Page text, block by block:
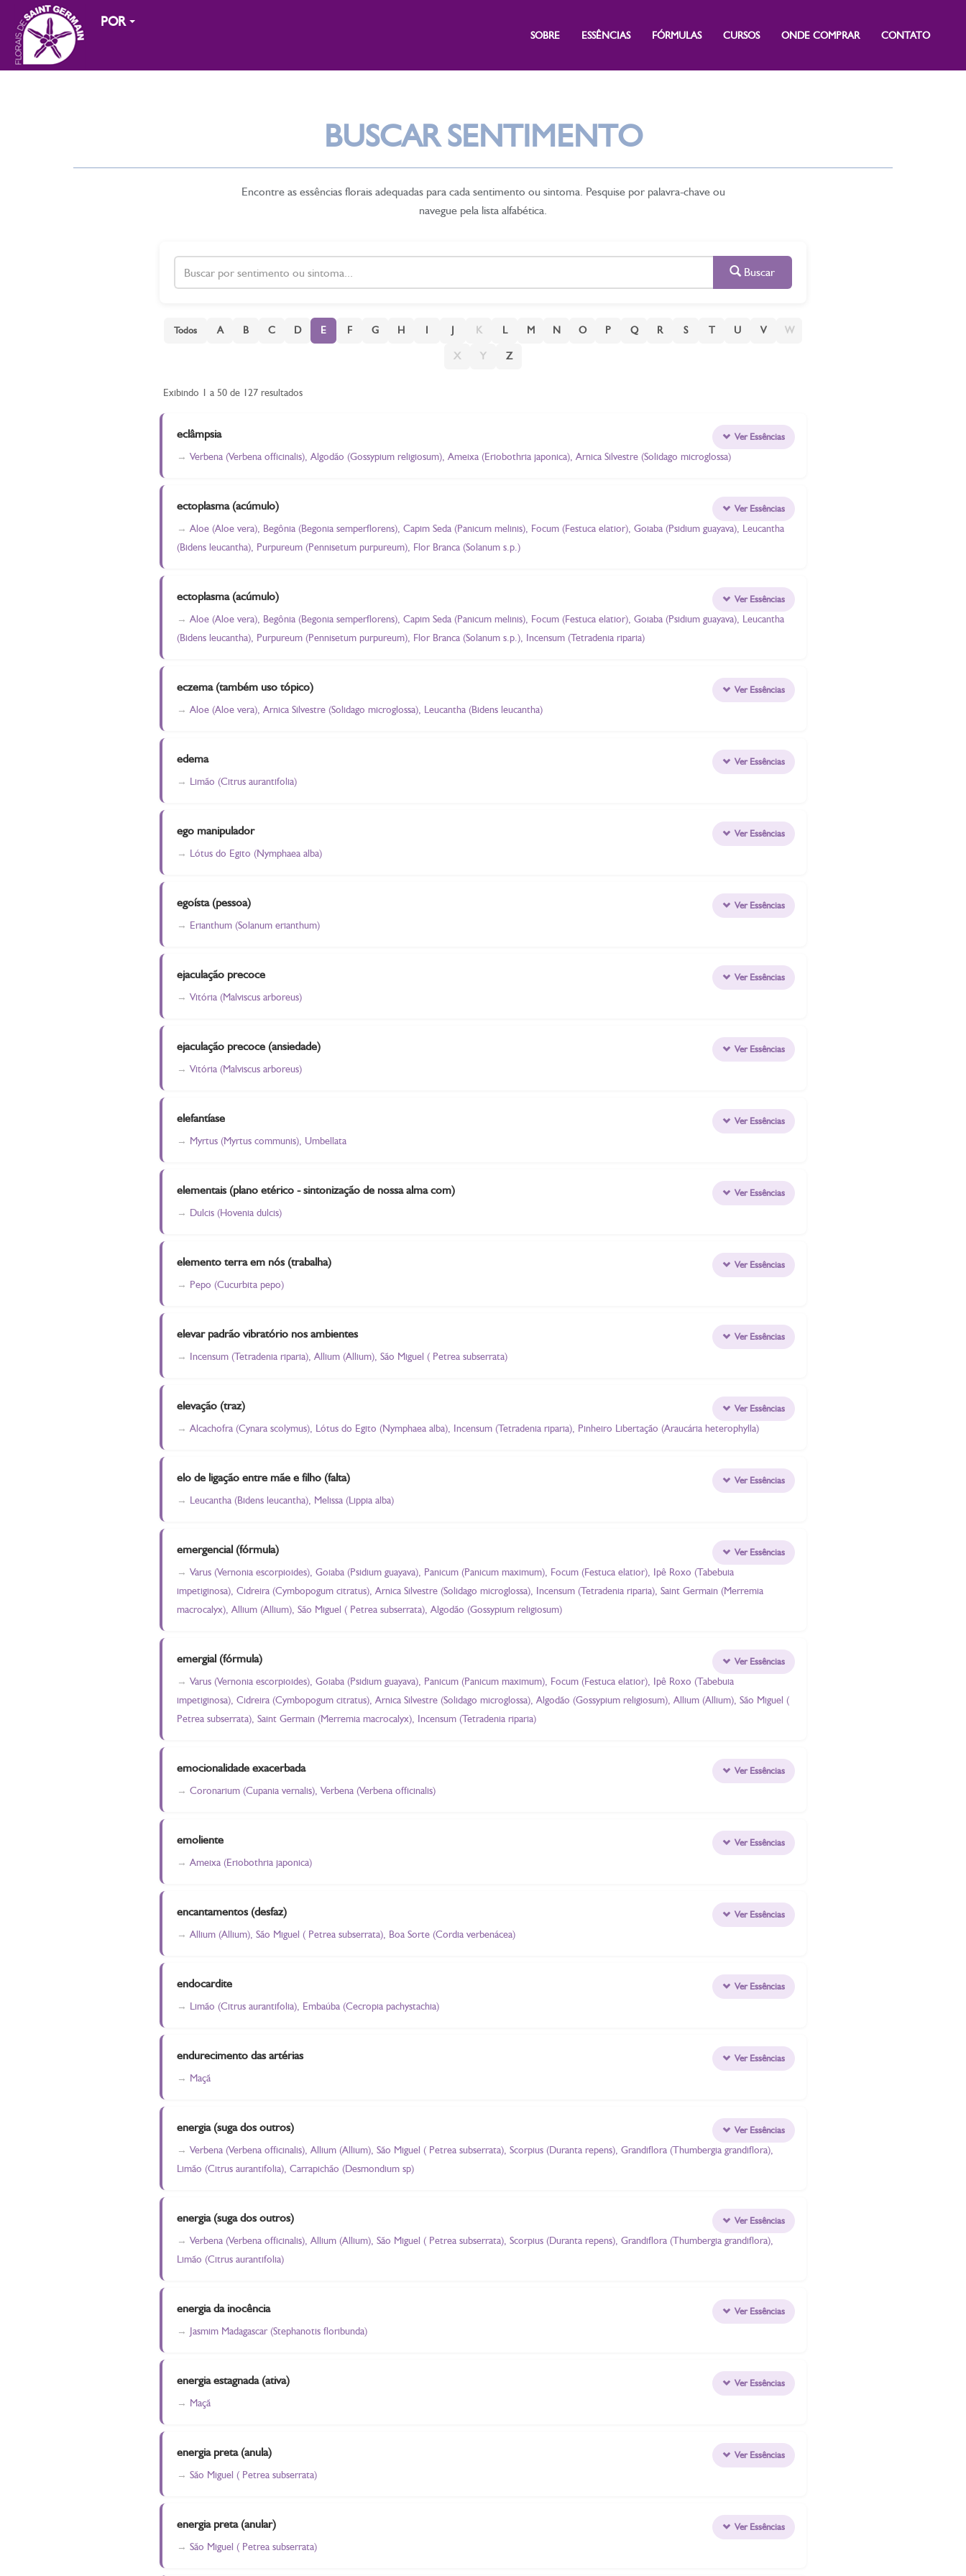
POR
SOBRE ESSÊNCIAS FÓRMULAS CURSOS ONDE COMPRAR CONTATO
BUSCAR SENTIMENTO
Encontre as essências florais adequadas para cada sentimento ou sintoma. Pesquise por palavra-chave ou
navegue pela lista alfabética.
Buscar
Todos A B C D E F G H I J K L M N O P Q R S T U V W
X Y Z
Exibindo 1 a 50 de 127 resultados
eclâmpsia
Verbena (Verbena officinalis), Algodão (Gossypium religiosum), Ameixa (Eriobothria japonica), Arnica Silvestre (Solidago microglossa)
Ver Essências
ectoplasma (acúmulo)
Aloe (Aloe vera), Begônia (Begonia semperflorens), Capim Seda (Panicum melinis), Focum (Festuca elatior), Goiaba (Psidium guayava), Leucantha
(Bidens leucantha), Purpureum (Pennisetum purpureum), Flor Branca (Solanum s.p.)
Ver Essências
ectoplasma (acúmulo)
Aloe (Aloe vera), Begônia (Begonia semperflorens), Capim Seda (Panicum melinis), Focum (Festuca elatior), Goiaba (Psidium guayava), Leucantha
(Bidens leucantha), Purpureum (Pennisetum purpureum), Flor Branca (Solanum s.p.), Incensum (Tetradenia riparia)
Ver Essências
eczema (também uso tópico)
Aloe (Aloe vera), Arnica Silvestre (Solidago microglossa), Leucantha (Bidens leucantha)
Ver Essências
edema
Limão (Citrus aurantifolia)
Ver Essências
ego manipulador
Lótus do Egito (Nymphaea alba)
Ver Essências
egoísta (pessoa)
Erianthum (Solanum erianthum)
Ver Essências
ejaculação precoce
Vitória (Malviscus arboreus)
Ver Essências
ejaculação precoce (ansiedade)
Vitória (Malviscus arboreus)
Ver Essências
elefantíase
Myrtus (Myrtus communis), Umbellata
Ver Essências
elementais (plano etérico - sintonização de nossa alma com)
Dulcis (Hovenia dulcis)
Ver Essências
elemento terra em nós (trabalha)
Pepo (Cucurbita pepo)
Ver Essências
elevar padrão vibratório nos ambientes
Incensum (Tetradenia riparia), Allium (Allium), São Miguel ( Petrea subserrata)
Ver Essências
elevação (traz)
Alcachofra (Cynara scolymus), Lótus do Egito (Nymphaea alba), Incensum (Tetradenia riparia), Pinheiro Libertação (Araucária heterophylla)
Ver Essências
elo de ligação entre mãe e filho (falta)
Leucantha (Bidens leucantha), Melissa (Lippia alba)
Ver Essências
emergencial (fórmula)
Varus (Vernonia escorpioides), Goiaba (Psidium guayava), Panicum (Panicum maximum), Focum (Festuca elatior), Ipê Roxo (Tabebuia
impetiginosa), Cidreira (Cymbopogum citratus), Arnica Silvestre (Solidago microglossa), Incensum (Tetradenia riparia), Saint Germain (Merremia
macrocalyx), Allium (Allium), São Miguel ( Petrea subserrata), Algodão (Gossypium religiosum)
Ver Essências
emergial (fórmula)
Varus (Vernonia escorpioides), Goiaba (Psidium guayava), Panicum (Panicum maximum), Focum (Festuca elatior), Ipê Roxo (Tabebuia
impetiginosa), Cidreira (Cymbopogum citratus), Arnica Silvestre (Solidago microglossa), Algodão (Gossypium religiosum), Allium (Allium), São Miguel (
Petrea subserrata), Saint Germain (Merremia macrocalyx), Incensum (Tetradenia riparia)
Ver Essências
emocionalidade exacerbada
Coronarium (Cupania vernalis), Verbena (Verbena officinalis)
Ver Essências
emoliente
Ameixa (Eriobothria japonica)
Ver Essências
encantamentos (desfaz)
Allium (Allium), São Miguel ( Petrea subserrata), Boa Sorte (Cordia verbenácea)
Ver Essências
endocardite
Limão (Citrus aurantifolia), Embaúba (Cecropia pachystachia)
Ver Essências
endurecimento das artérias
Maçã
Ver Essências
energia (suga dos outros)
Verbena (Verbena officinalis), Allium (Allium), São Miguel ( Petrea subserrata), Scorpius (Duranta repens), Grandiflora (Thumbergia grandiflora),
Limão (Citrus aurantifolia), Carrapichão (Desmondium sp)
Ver Essências
energia (suga dos outros)
Verbena (Verbena officinalis), Allium (Allium), São Miguel ( Petrea subserrata), Scorpius (Duranta repens), Grandiflora (Thumbergia grandiflora),
Limão (Citrus aurantifolia)
Ver Essências
energia da inocência
Jasmim Madagascar (Stephanotis floribunda)
Ver Essências
energia estagnada (ativa)
Maçã
Ver Essências
energia preta (anula)
São Miguel ( Petrea subserrata)
Ver Essências
energia preta (anular)
São Miguel ( Petrea subserrata)
Ver Essências